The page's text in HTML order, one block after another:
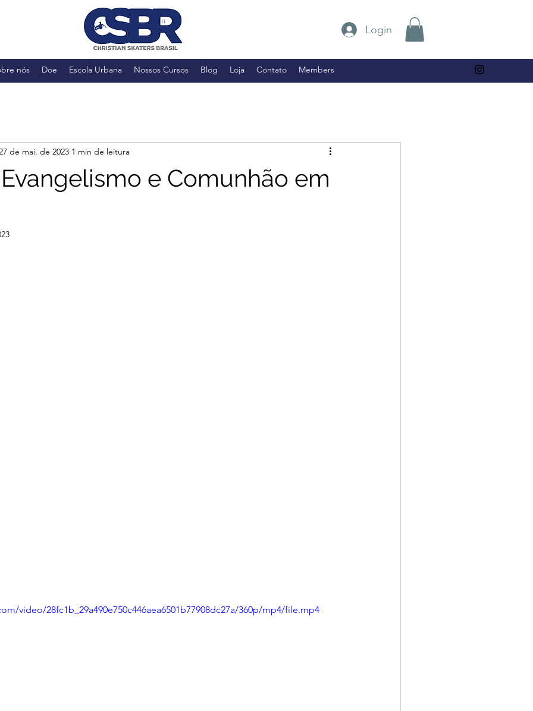
nós Doe Escola Urbana Nossos Cursos Blog Loja Contato Members
Login
e Comunhão em
de mai. de 2023 1 min de leitura
video/28fc1b_29a490e750c446aea6501b77908dc27a/360p/mp4/file.mp4